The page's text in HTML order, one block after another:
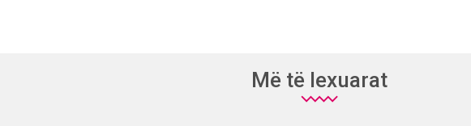
Më të lexuarat